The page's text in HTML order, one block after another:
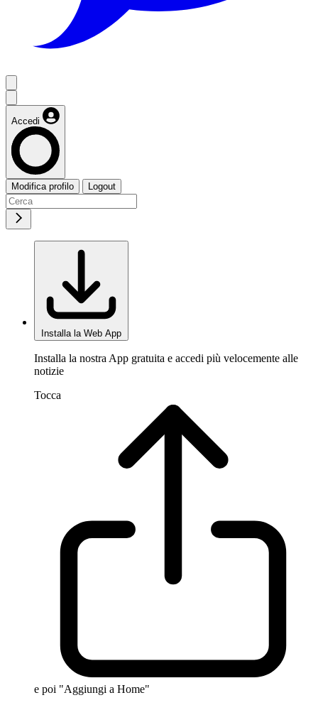
Accedi
Modifica profilo Logout
Installa la Web App
Installa la nostra App gratuita e accedi più velocemente alle
notizie
Tocca
e poi "Aggiungi a Home"